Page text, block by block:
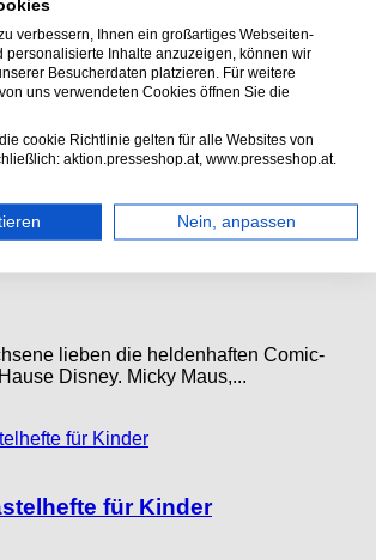
und ist vielfältiger als je zuvor!
Kreationen, die den...
moderne Klassiker für
lieben die heldenhaften Comic-
Disney. Micky Maus,...
für Kinder
verbessern, Ihnen ein großartiges Webseiten-
personalisierte Inhalte anzuzeigen, können wir
Besucherdaten platzieren. Für weitere
uns verwendeten Cookies öffnen Sie die
cookie Richtlinie gelten für alle Websites von
aktion.presseshop.at, www.presseshop.at.
Nein, anpassen